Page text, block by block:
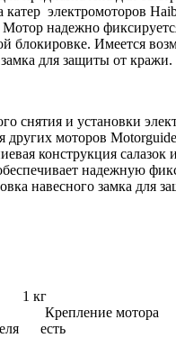
катер электромоторов
надежно
блокировке. Имеется
для защиты от кражи.
снятия и установки
других моторов
конструкция салазок
надежную
навесного замка для
Крепление мотора
есть